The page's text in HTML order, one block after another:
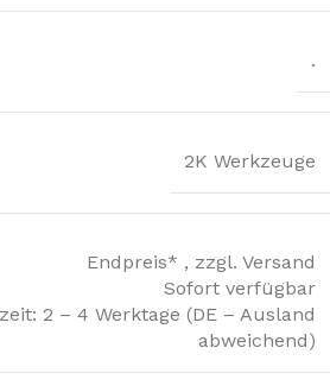
.
2K Werkzeuge
Endpreis* , zzgl. Versand
Sofort verfügbar
2 – 4 Werktage (DE – Ausland
abweichend)